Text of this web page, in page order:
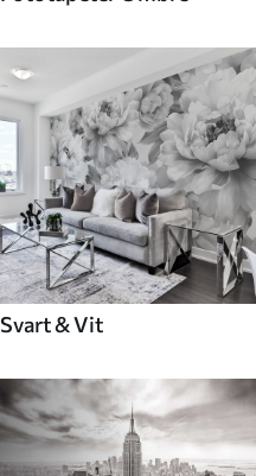
Svart & Vit